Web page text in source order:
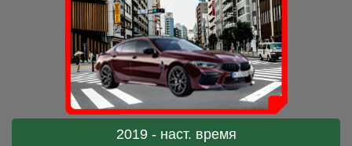
2019 - наст. время